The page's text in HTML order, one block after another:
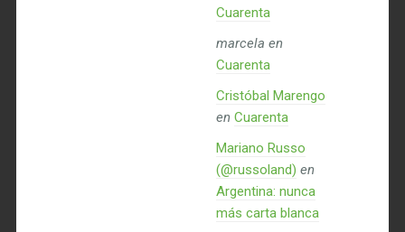
Cuarenta
marcela en
Cuarenta
Cristóbal Marengo
en Cuarenta
Mariano Russo
(@russoland) en
Argentina: nunca
más carta blanca